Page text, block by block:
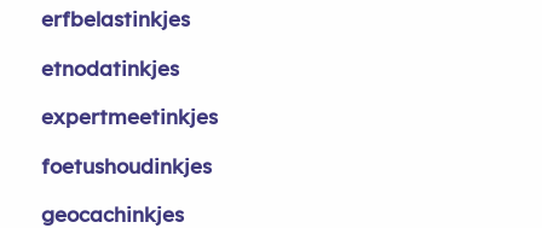
erfbelastinkjes
etnodatinkjes
expertmeetinkjes
foetushoudinkjes
geocachinkjes